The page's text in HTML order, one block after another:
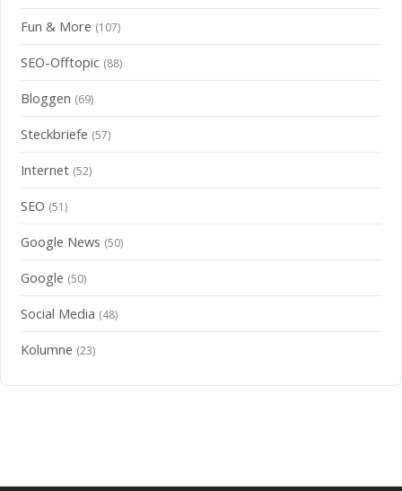
Fun & More (107)
SEO-Offtopic (88)
Bloggen (69)
Steckbriefe (57)
Internet (52)
SEO (51)
Google News (50)
Google (50)
Social Media (48)
Kolumne (23)